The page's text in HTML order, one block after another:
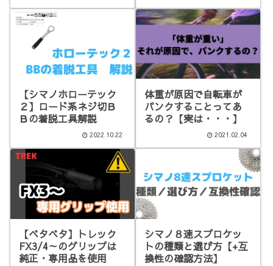
【シマノホローテック
２】ロード系ネジ切Ｂ
Ｂの着脱工具解説
2022.10.22
体重が原因で自転車が
パンクすることってあ
るの？【実は・・・】
2021.02.04
【ベタベタ】トレック
FX3/4～のグリップは
純正・専用品を使用
シマノ８速スプロケッ
トの種類と選び方【+互
換性の確認方法】